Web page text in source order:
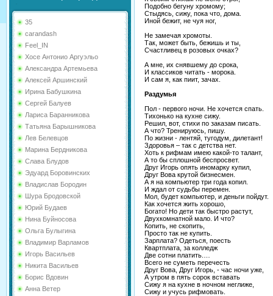
35
carandash
Feel_IN
Хосе Антонио Аргуэльо
Александра Артемьева
Алексей Аршинский
Ирина Бабушкина
Сергей Балуев
Лариса Баранникова
Татьяна Барышникова
Лев Белевцов
Марина Бердникова
Слава Блудов
Эдуард Боровинских
Владислав Бородин
Шура Бродовской
Юрий Будаев
Нина Буйносова
Ольга Булыгина
Владимир Варламов
Игорь Васильев
Никита Васильев
Борис Вдовин
Анна Ветер
Подобно бегуну хромому;
Стыдясь, сижу, пока что, дома.
Иной бежит, не чуя ног,
Не замечая хромоты.
Так, может быть, бежишь и ты,
Счастливец в розовых очках?
А мне, их снявшему до срока,
И классиков читать - морока.
И сам я, как пиит, зачах.
Раздумья
Пол - первого ночи. Не хочется спать.
Тихонько на кухне сижу.
Решил, вот, стихи по заказам писать.
А что? Тренируюсь, пишу.
По жизни - лентяй, тугодум, дилетант!
Здоровья – так с детства нет.
Хоть к рифмам имею какой-то талант,
А то бы сплошной беспросвет.
Друг Игорь опять иномарку купил,
Друг Вова крутой бизнесмен.
А я на компьютер три года копил.
И ждал от судьбы перемен.
Мол, будет компьютер, и деньги пойдут.
Как хочется жить хорошо,
Богато! Но дети так быстро растут,
Двухкомнатной мало. И что?
Копить, не скопить,
Просто так не купить.
Зарплата? Одеться, поесть
Квартплата, за колледж
Две сотни платить.…
Всего не суметь перечесть
Друг Вова, Друг Игорь, - час ночи уже,
А утром в пять сорок вставать
Сижу я на кухне в ночном неглиже,
Сижу и учусь рифмовать.